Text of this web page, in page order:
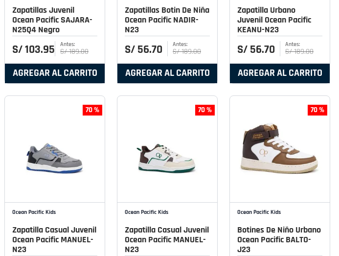
Zapatillas Juvenil
Ocean Pacific SAJARA-
N25Q4 Negro
S/103.95 S/189.00
AGREGAR AL CARRITO
Zapatillas Botin De Niña
Ocean Pacific NADIR-
N23
S/ 56.70 S/189.00
AGREGAR AL CARRITO
Zapatilla Urbano
Juvenil Ocean Pacific
KEANU-N23
S/ 56.70 S/189.00
AGREGAR AL CARRITO
70 %
Ocean Pacific Kids
Zapatilla Casual Juvenil
Ocean Pacific MANUEL-
N23
70 %
Ocean Pacific Kids
Zapatilla Casual Juvenil
Ocean Pacific MANUEL-
N23
70 %
Ocean Pacific Kids
Botines De Niño Urbano
Ocean Pacific BALTO-
J23